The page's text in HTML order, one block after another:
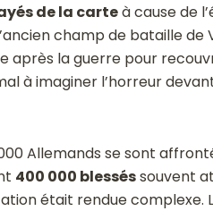
de la carteà cause de
champ de bataille de
après la guerre pour
à imaginer l’horreur
Allemands se sont
400 000 blesséssouvent
était rendue complexe.